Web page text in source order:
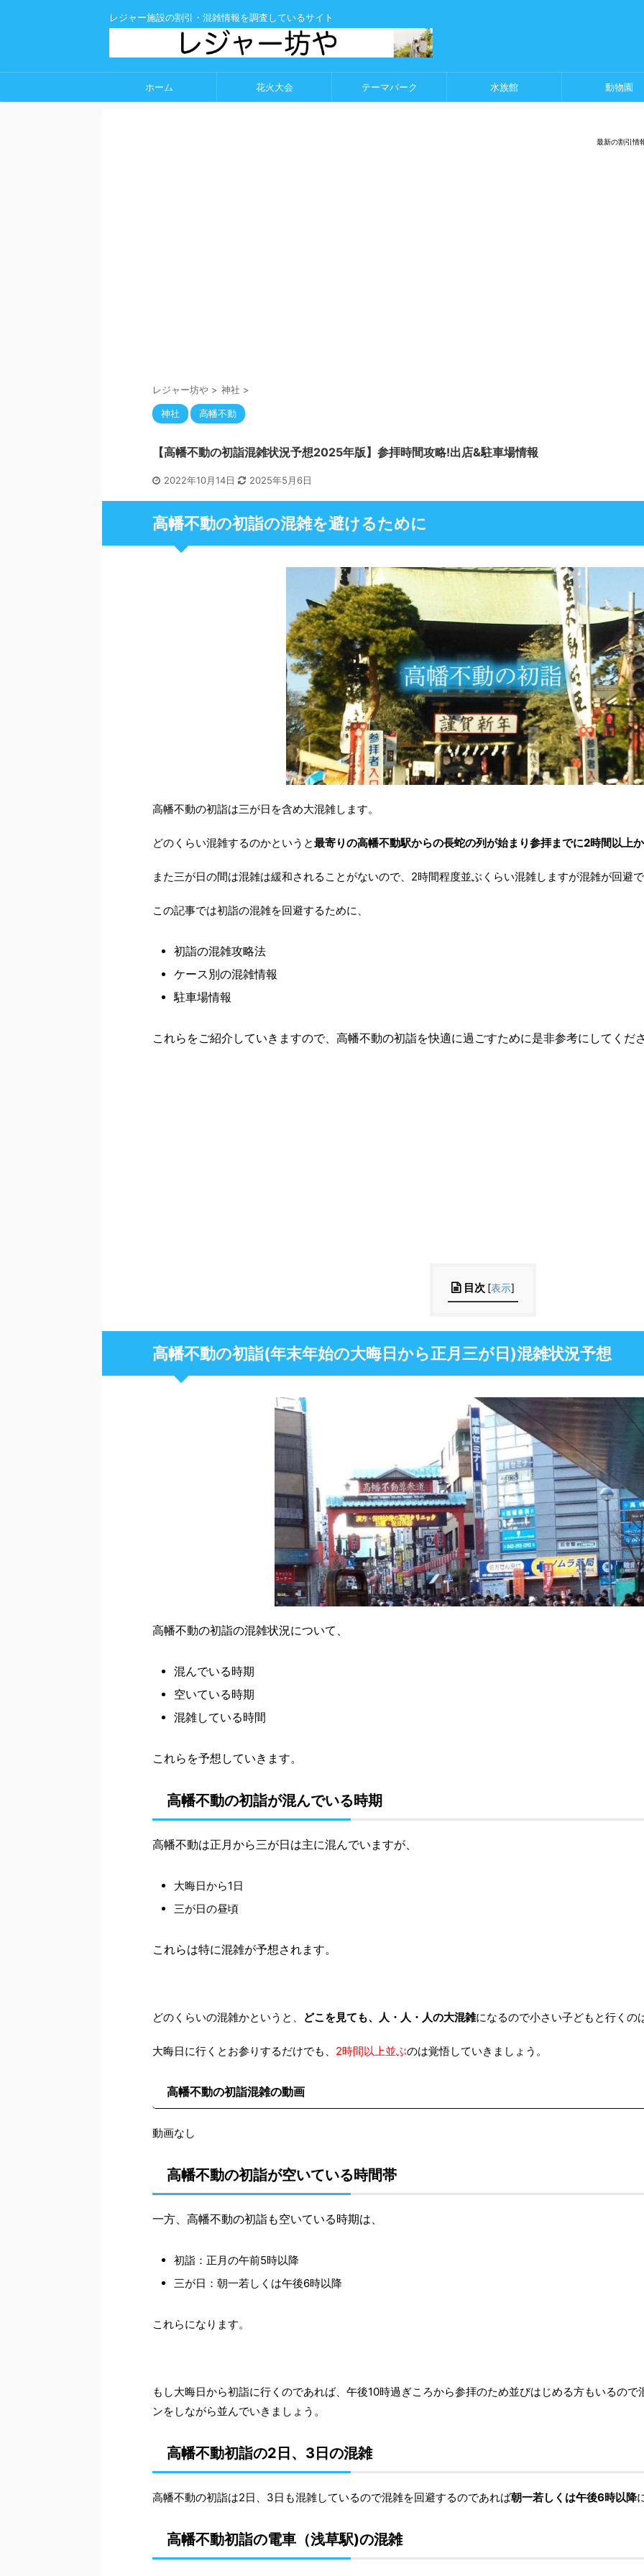
レジャー施設の割引・混雑情報を調査しているサイト
ホーム 花火大会 テーマパーク 水族館 動物園
最新の割引情
レジャー坊や > 神社 >
神社 高幡不動
【高幡不動の初詣混雑状況予想2025年版】参拝時間攻略!出店&駐車場情報
2022年10月14日 2025年5月6日
高幡不動の初詣の混雑を避けるために
高幡不動の初詣は三が日を含め大混雑します。
どのくらい混雑するのかというと最寄りの高幡不動駅からの長蛇の列が始まり参拝までに2時間以上
また三が日の間は混雑は緩和されることがないので、2時間程度並ぶくらい混雑しますが混雑が回避
この記事では初詣の混雑を回避するために、
初詣の混雑攻略法
ケース別の混雑情報
駐車場情報
これらをご紹介していきますので、高幡不動の初詣を快適に過ごすために是非参考にしてくだ
目次 [表示]
高幡不動の初詣(年末年始の大晦日から正月三が日)混雑状況予想
高幡不動の初詣の混雑状況について、
混んでいる時期
空いている時期
混雑している時間
これらを予想していきます。
高幡不動の初詣が混んでいる時期
高幡不動は正月から三が日は主に混んでいますが、
大晦日から1日
三が日の昼頃
これらは特に混雑が予想されます。
どのくらいの混雑かというと、 どこを見ても、人・人・人の大混雑になるので小さい子どもと行くの
大晦日に行くとお参りするだけでも、 2時間以上並ぶのは覚悟していきましょう。
高幡不動の初詣混雑の動画
動画なし
高幡不動の初詣が空いている時間帯
一方、高幡不動の初詣も空いている時期は、
初詣：正月の午前5時以降
三が日：朝一若しくは午後6時以降
これらになります。
もし大晦日から初詣に行くのであれば、午後10時過ぎころから参拝のため並びはじめる方もいるの
ンをしながら並んでいきましょう。
高幡不動初詣の2日、3日の混雑
高幡不動の初詣は2日、3日も混雑しているので混雑を回避するのであれば朝一若しくは午後6時以降
高幡不動初詣の電車（浅草駅)の混雑